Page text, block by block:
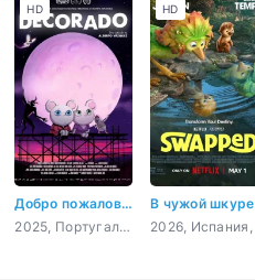
Добро пожаловать в Декорадо
2025, Португалия, Испания, мультфильм, ужасы, фэнтези, комедия
HD
В чужой шкуре
HD